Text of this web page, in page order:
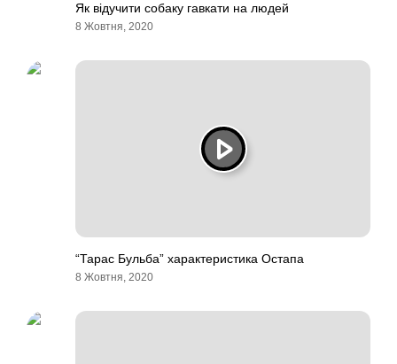
Як відучити собаку гавкати на людей
8 Жовтня, 2020
“Тарас Бульба” характеристика Остапа
8 Жовтня, 2020